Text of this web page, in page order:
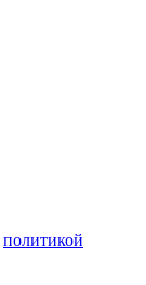
политикой